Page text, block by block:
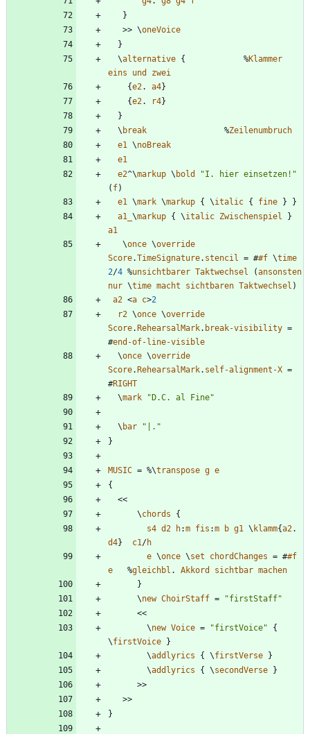
}
>> \oneVoice
}
\alternative { %Klammer
eins
und
zwei
{e2. a4}
{e2. r4}
}
\ break %Zeilenumbruch
e1
\noBreak
e1
e2^\markup \ bold "I. hier einsetzen! "
( f)
e1
\mark \markup { \italic { fine }
}
a1_ \markup { \italic Zwischenspiel
}
a1
\once \override
Score.TimeSignature. stencil = ##f \time
2/4 %unsichtbarer Taktwechsel (ansonsten
nur \time macht sichtbaren Taktwechsel )
a2 <a c>2
r2 \once \override
Score.RehearsalMark. break-visibility =
#end-of-line-visible
\once \override
Score.RehearsalMark. self-alignment-X =
#RIGHT
\mark "D.C. al Fine"
\ bar " |. "
}
MUSIC = %\transpose g e
{
<<
\chords
{
s4 d2 h:m fis :m b g1 \ klamm{a2.
d4} c1 /h
e \once \set chordChanges = ##f
e
%gleichbl . Akkord sichtbar machen
}
\new ChoirStaff = "firstStaff"
<<
\new Voice = "firstVoice"
{
\firstVoice }
\addlyrics { \firstVerse }
\addlyrics { \secondVerse }
>>
>>
}